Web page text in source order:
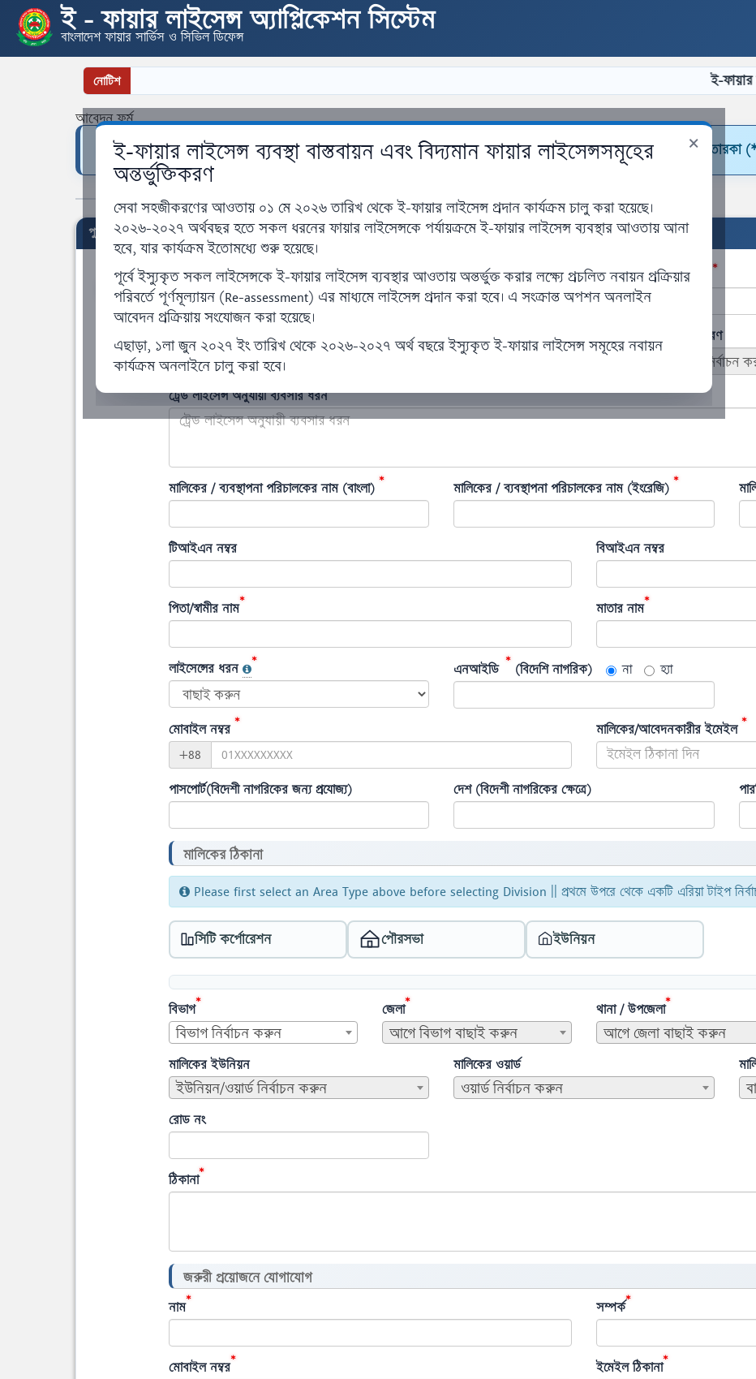
ই - ফায়ার লাইসেন্স অ্যাপ্লিকেশন সিস্টেম
বাংলাদেশ ফায়ার সার্ভিস ও সিভিল ডিফেন্স
নোটিশ ই-ফায়ার
×
ই-ফায়ার লাইসেন্স ব্যবস্থা বাস্তবায়ন এবং বিদ্যমান ফায়ার লাইসেন্সসমূহের
অন্তর্ভুক্তিকরণ
সেবা সহজীকরণের আওতায় ০১ মে ২০২৬ তারিখ থেকে ই-ফায়ার লাইসেন্স প্রদান কার্যক্রম চালু করা হয়েছে।
২০২৬-২০২৭ অর্থবছর হতে সকল ধরনের ফায়ার লাইসেন্সকে পর্যায়ক্রমে ই-ফায়ার লাইসেন্স ব্যবস্থার আওতায় আনা
হবে, যার কার্যক্রম ইতোমধ্যে শুরু হয়েছে।
পূর্বে ইস্যুকৃত সকল লাইসেন্সকে ই-ফায়ার লাইসেন্স ব্যবস্থার আওতায় অন্তর্ভুক্ত করার লক্ষ্যে প্রচলিত নবায়ন প্রক্রিয়ার
পরিবর্তে পূর্ণমূল্যায়ন (Re-assessment) এর মাধ্যমে লাইসেন্স প্রদান করা হবে। এ সংক্রান্ত অপশন অনলাইন
আবেদন প্রক্রিয়ায় সংযোজন করা হয়েছে।
এছাড়া, ১লা জুন ২০২৭ ইং তারিখ থেকে ২০২৬-২০২৭ অর্থ বছরে ইস্যুকৃত ই-ফায়ার লাইসেন্স সমূহের নবায়ন
কার্যক্রম অনলাইনে চালু করা হবে।
আবেদন ফর্ম
বিশেষ সতর্কতা :
সকল তথ্য সতর্কতার সাথে সঠিকভাবে পূরণ করুন। সাবমিট করার পর কোনো তথ্য পরিবর্তন করা যাবে না।
পুনর্মূল্যায়ন আবেদন ফর্ম
১ প্রতিষ্ঠানের নাম (বাংলা) * প্রতিষ্ঠানের নাম (ইংরেজি) *
প্রতিষ্ঠানের ব্যবসার ধরণ
বাছাই করুন
প্রতিষ্ঠানের ব্যবসার উপ-ধরণ
ট্রেড লাইসেন্স অনুযায়ী ব্যবসার ধরন
মালিকের / ব্যবস্থাপনা পরিচালকের নাম (বাংলা) * মালিকের / ব্যবস্থাপনা পরিচালকের নাম (ইংরেজি) *
টিআইএন নম্বর বিআইএন নম্বর
পিতা/স্বামীর নাম* মাতার নাম*
লাইসেন্সের ধরন *
এনআইডি
*
(বিদেশি নাগরিক) না হ্যা
মোবাইল নম্বর *
+88
মালিকের/আবেদনকারীর ইমেইল *
পাসপোর্ট(বিদেশী নাগরিকের জন্য প্রযোজ্য) দেশ (বিদেশী নাগরিকের ক্ষেত্রে)
মালিকের ঠিকানা
Please first select an Area Type above before selecting Division || প্রথমে উপরে থেকে একটি এরিয়া টাইপ
সিটি কর্পোরেশন পৌরসভা ইউনিয়ন
বিভাগ*
বিভাগ নির্বাচন করুন
জেলা*
আগে বিভাগ বাছাই করুন
থানা / উপজেলা*
আগে জেলা বাছাই করুন
মালিকের ইউনিয়ন
ইউনিয়ন/ওয়ার্ড নির্বাচন করুন
মালিকের ওয়ার্ড
ওয়ার্ড নির্বাচন করুন
রোড নং
ঠিকানা*
জরুরী প্রয়োজনে যোগাযোগ
নাম* সম্পর্ক*
মোবাইল নম্বর* ইমেইল ঠিকানা*